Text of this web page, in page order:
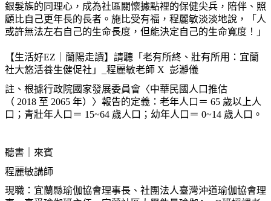
銀髮族的同理心，成為社區關懷據點裡的保健尖兵，陪伴、照
顧比自己更年長的長者。施比受有福，程麗敏淡淡地說，「人
或許無法左右自己的生命長度，但能決定自己的生命寬度！」
【生活好EZ ｜蘭陽走讀】請聽「老有所終、壯有所用：宜蘭
社大悠活養生健促社」
程麗敏老師 X 彭瀞儀
註、根據行政院國家發展委員會〈中華民國人口推估
（ 2018 至 2065 年）〉報告的定義：老年人口＝ 65 歲以上人
口；青壯年人口＝ 15~64 歲人口；幼年人口＝ 0~14 歲人口。
聽書｜來賓
程麗敏講師
現職：宜蘭縣瑜伽協會理事長、社團法人臺灣沖道瑜伽協會理